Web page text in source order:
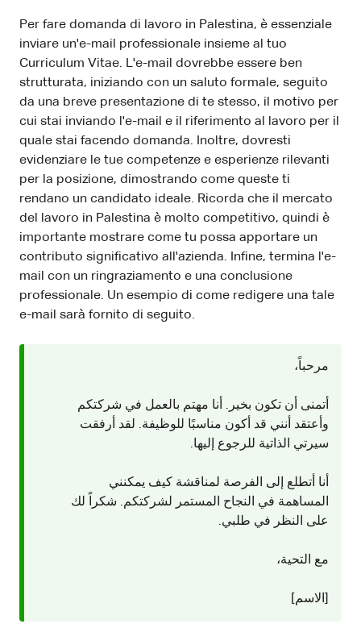
Per fare domanda di lavoro in Palestina, è essenziale
inviare un'e-mail professionale insieme al tuo
Curriculum Vitae. L'e-mail dovrebbe essere ben
strutturata, iniziando con un saluto formale, seguito
da una breve presentazione di te stesso, il motivo per
cui stai inviando l'e-mail e il riferimento al lavoro per il
quale stai facendo domanda. Inoltre, dovresti
evidenziare le tue competenze e esperienze rilevanti
per la posizione, dimostrando come queste ti
rendano un candidato ideale. Ricorda che il mercato
del lavoro in Palestina è molto competitivo, quindi è
importante mostrare come tu possa apportare un
contributo significativo all'azienda. Infine, termina l'e-
mail con un ringraziamento e una conclusione
professionale. Un esempio di come redigere una tale
e-mail sarà fornito di seguito.
مرحباً،
أتمنى أن تكون بخير. أنا مهتم بالعمل في شركتكم
وأعتقد أنني قد أكون مناسبًا للوظيفة. لقد أرفقت
سيرتي الذاتية للرجوع إليها.
أنا أتطلع إلى الفرصة لمناقشة كيف يمكنني
المساهمة في النجاح المستمر لشركتكم. شكراً لك
على النظر في طلبي.
مع التحية،
[الاسم]